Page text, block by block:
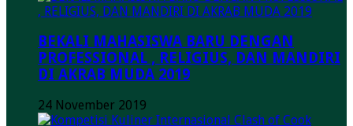
BEKALI MAHASISWA BARU DENGAN
PROFESSIONAL , RELIGIUS, DAN MANDIRI
DI AKRAB MUDA 2019
24 November 2019